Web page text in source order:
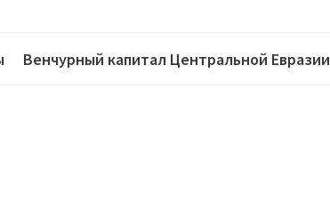
Венчурный капитал Центральной Евразии